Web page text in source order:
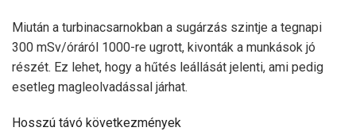
Miután a turbinacsarnokban a sugárzás szintje a tegnapi
300 mSv/óráról 1000-re ugrott, kivonták a munkások jó
részét. Ez lehet, hogy a hűtés leállását jelenti, ami pedig
esetleg magleolvadással járhat.
Hosszú távó következmények